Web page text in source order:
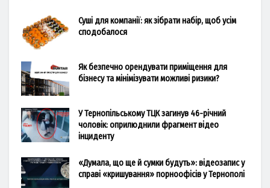
Суші для компанії: як зібрати набір, щоб усім
сподобалося
Як безпечно орендувати приміщення для
бізнесу та мінімізувати можливі ризики?
У Тернопільському ТЦК загинув 46-річний
чоловік: оприлюднили фрагмент відео
інциденту
«Думала, що ще й сумки будуть»: відеозапис у
справі «кришування» порноофісів у Тернополі